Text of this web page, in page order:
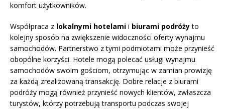
komfort użytkowników.
Współpraca z lokalnymi hotelami i biurami podróżyto
kolejny sposób na zwiększenie widoczności oferty wynajmu
samochodów. Partnerstwo z tymi podmiotami może przynieść
obopólne korzyści. Hotele mogą polecać usługi wynajmu
samochodów swoim gościom, otrzymując w zamian prowizję
za każdą zrealizowaną transakcję. Dobre relacje z biurami
podróży mogą również przynieść nowych klientów, zwłaszcza
turystów, którzy potrzebują transportu podczas swojej